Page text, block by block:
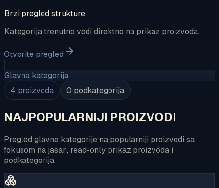
Brzi pregled strukture
Kategorija trenutno vodi direktno na prikaz proizvoda.
Otvorite pregled
Glavna kategorija
4 proizvoda 0 podkategorija
NAJPOPULARNIJI PROIZVODI
Pregled glavne kategorije najpopularniji proizvodi sa
fokusom na jasan, read-only prikaz proizvoda i
podkategorija.